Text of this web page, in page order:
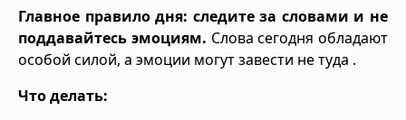
Главное правило дня: следите за словами и не
поддавайтесь эмоциям. Слова сегодня обладают
особой силой, а эмоции могут завести не туда .
Что делать: